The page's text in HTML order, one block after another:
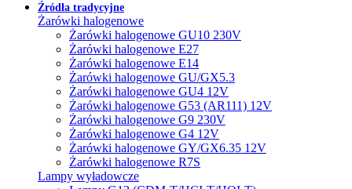
Źródła tradycyjne
Żarówki halogenowe
Żarówki halogenowe GU10 230V
Żarówki halogenowe E27
Żarówki halogenowe E14
Żarówki halogenowe GU/GX5.3
Żarówki halogenowe GU4 12V
Żarówki halogenowe G53 (AR111) 12V
Żarówki halogenowe G9 230V
Żarówki halogenowe G4 12V
Żarówki halogenowe GY/GX6.35 12V
Żarówki halogenowe R7S
Lampy wyładowcze